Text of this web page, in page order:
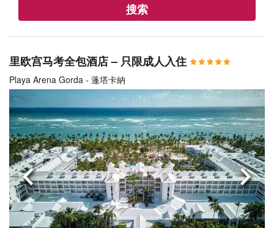
搜索
里欧宫马考全包酒店 – 只限成人入住
Playa Arena Gorda - 蓬塔卡納
上一頁 下一